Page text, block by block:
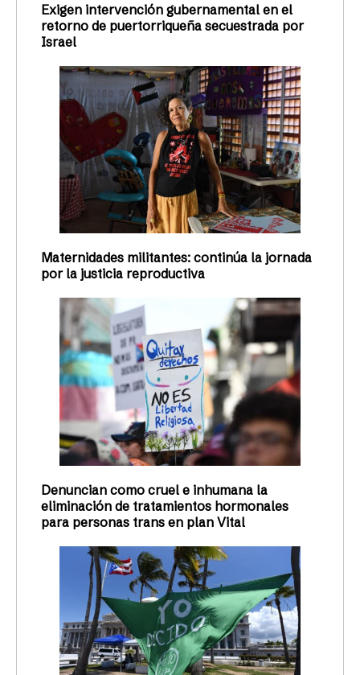
Exigen intervención gubernamental en el
retorno de puertorriqueña secuestrada por
Israel
Maternidades militantes: continúa la jornada
por la justicia reproductiva
Denuncian como cruel e inhumana la
eliminación de tratamientos hormonales
para personas trans en plan Vital